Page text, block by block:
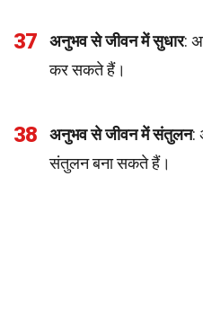
37 अनुभव से जीवन में सुधार:
कर सकते हैं।
38 अनुभव से जीवन में संतुलन:
संतुलन बना सकते हैं।